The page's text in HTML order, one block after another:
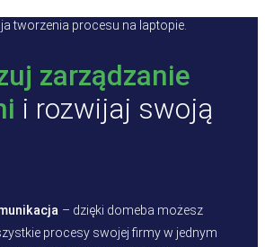
zarządzanie
i rozwijaj swoją
– dzięki domeba możesz
procesy swojej firmy w jednym